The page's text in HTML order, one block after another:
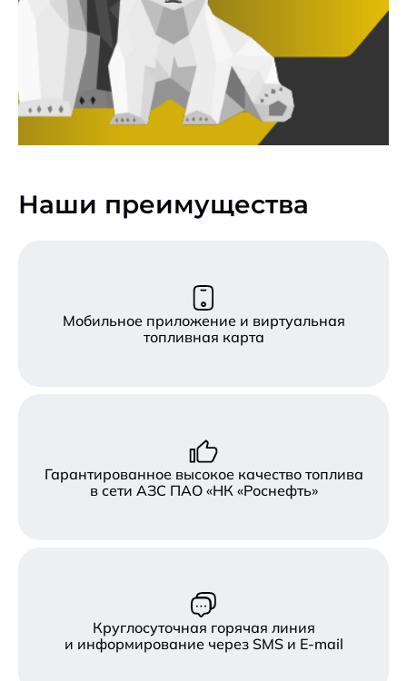
Наши преимущества
Мобильное приложение и виртуальная
топливная карта
Гарантированное высокое качество топлива
в сети АЗС ПАО «НК «Роснефть»
Круглосуточная горячая линия
и информирование через SMS и E-mail